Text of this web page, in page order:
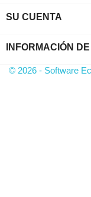
SU CUENTA
INFORMACIÓN
© 2026 - Software